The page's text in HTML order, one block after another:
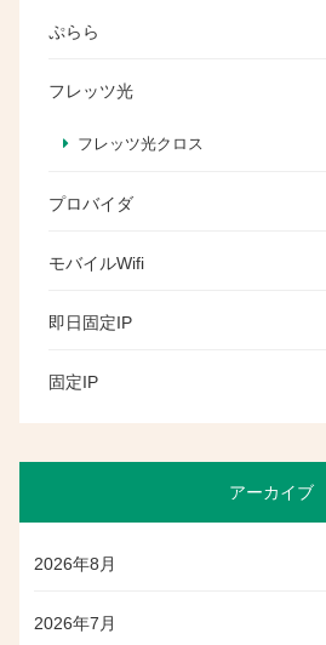
ぷらら
フレッツ光
フレッツ光クロス
プロバイダ
モバイルWifi
即日固定IP
固定IP
アーカイブ
2026年8月
2026年7月